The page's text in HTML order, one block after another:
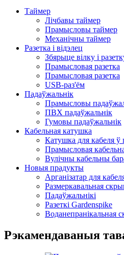
Таймер
Лічбавы таймер
Прамысловы таймер
Механічны таймер
Разетка і відэлец
Збярыце вілку і
Прамысловая разетка
Прамысловая разетка
USB-раз'ём
Падаўжальнік
Прамысловы
ПВХ падаўжальнік
Гумовы падаўжальнік
Кабельная катушка
Катушка для кабеля ў
Прамысловая
Вулічны кабельны
Новыя прадукты
Арганізатар для
Размеркавальная
Падаўжальнікі
Разеткі Gardenspike
Воданепранікальная
Рэкамендаваныя